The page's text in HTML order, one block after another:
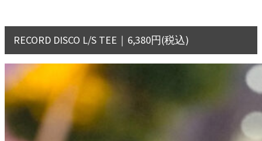
RECORD DISCO L/S TEE｜6,380円(税込)